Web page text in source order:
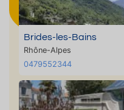
Brides-les-Bains
Rhône-Alpes
0479552344